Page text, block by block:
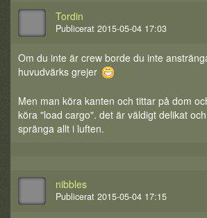
Tordin
Publicerat 2015-05-04 17:03
Om du inte är crew borde du inte
huvudvärks grejer
Men man köra kanten och tittar på dom
köra "load cargo". det är väldigt delikat
spränga allt i luften.
nibbles
Publicerat 2015-05-04 17:15